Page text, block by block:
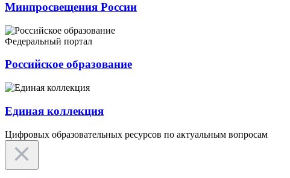
Минпросвещения России
Федеральный портал
Российское образование
Единая коллекция
Цифровых образовательных ресурсов по актуальным вопросам